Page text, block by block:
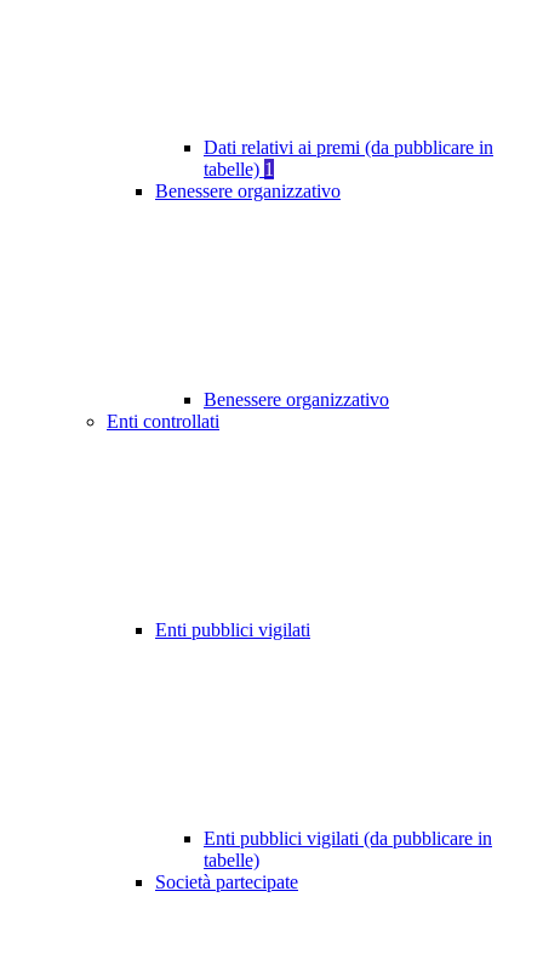
Dati relativi ai premi (da pubblicare in
tabelle) 1
Benessere organizzativo
Benessere organizzativo
Enti controllati
Enti pubblici vigilati
Enti pubblici vigilati (da pubblicare in
tabelle)
Società partecipate